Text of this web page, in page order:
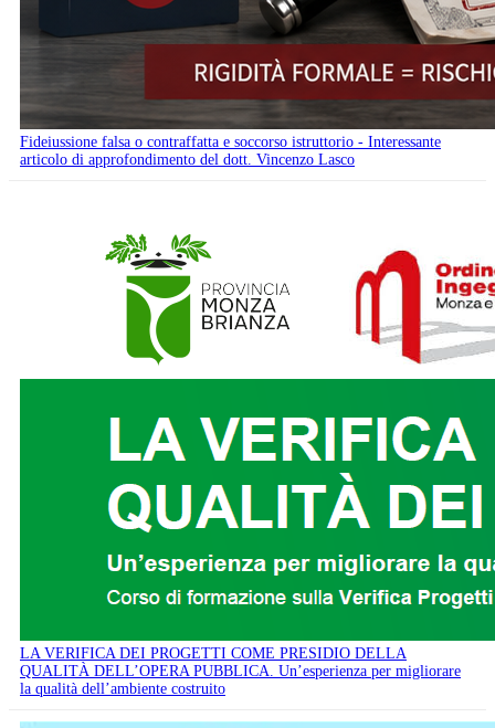
Fideiussione falsa o contraffatta e soccorso istruttorio - Interessante
articolo di approfondimento del dott. Vincenzo Lasco
LA VERIFICA DEI PROGETTI COME PRESIDIO DELLA
QUALITÀ DELL’OPERA PUBBLICA. Un’esperienza per migliorare
la qualità dell’ambiente costruito